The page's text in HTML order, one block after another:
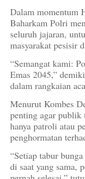
Dalam momentum
Baharkam Polri
seluruh jajaran,
masyarakat pesisir
“Semangat kami:
Emas 2045,”
dalam rangkaian
Menurut Kombes
penting agar publik
hanya patroli atau
penghormatan
“Setiap tabur
di saat yang sama,